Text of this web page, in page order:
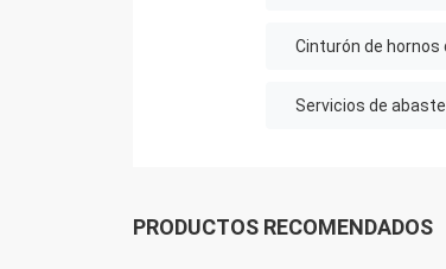
Cinturón de
Servicios de
PRODUCTOS RECOMENDADOS